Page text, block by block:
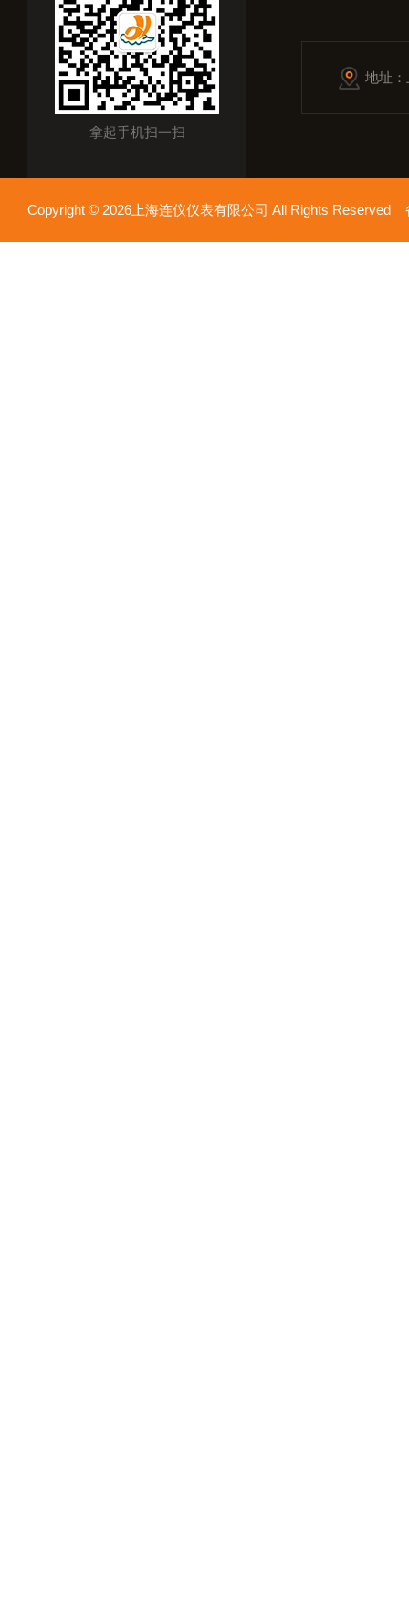
拿起手机扫一扫
地址
Copyright © 2026上海连仪仪表有限公司 All Rights Reserved